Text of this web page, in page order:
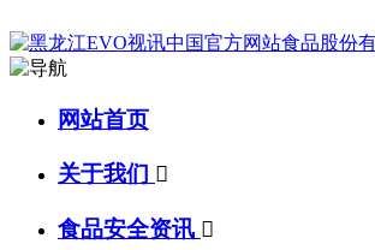
网站首页
关于我们 
食品安全资讯 